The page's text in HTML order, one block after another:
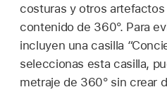
costuras y otros artefactos
contenido de 360°. Para
incluyen una casilla
seleccionas esta casilla,
metraje de 360° sin crear